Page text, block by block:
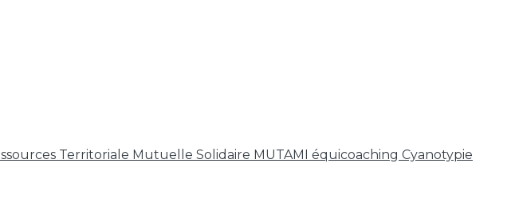
Territoriale Mutuelle Solidaire MUTAMI équicoaching Cyanotypie